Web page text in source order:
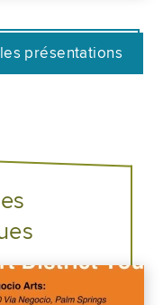
présentations